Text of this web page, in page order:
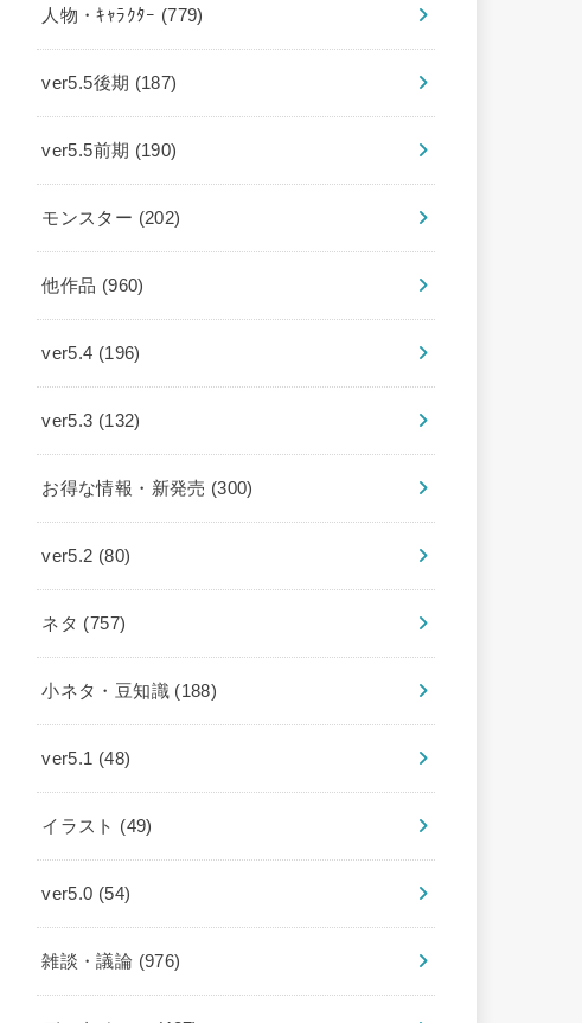
人物・ｷｬﾗｸﾀｰ (779)
ver5.5後期 (187)
ver5.5前期 (190)
モンスター (202)
他作品 (960)
ver5.4 (196)
ver5.3 (132)
お得な情報・新発売 (300)
ver5.2 (80)
ネタ (757)
小ネタ・豆知識 (188)
ver5.1 (48)
イラスト (49)
ver5.0 (54)
雑談・議論 (976)